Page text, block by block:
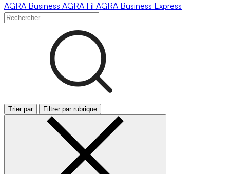
AGRA Business AGRA Fil AGRA Business Express
Trier par Filtrer par rubrique